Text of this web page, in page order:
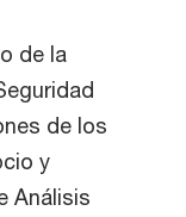
de la
de los
y
Análisis